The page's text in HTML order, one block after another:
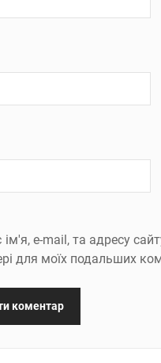
e-mail, та адресу
для моїх подальших